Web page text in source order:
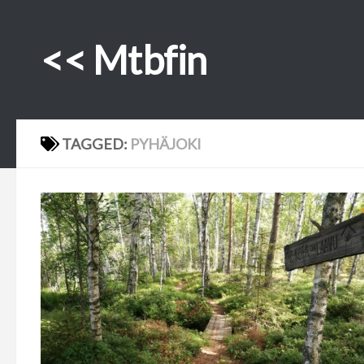
<< Mtbfin
TAGGED: PYHÄJOKI